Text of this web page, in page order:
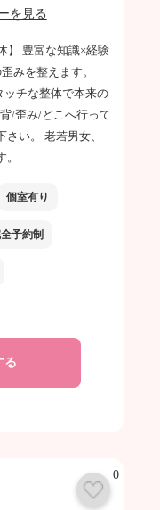
を見る
】 豊富な知識×経験
みを整えます。
ッチな整体で本来の
/歪み/どこへ行って
い。 老若男女、
個室有り
予約制
る
0